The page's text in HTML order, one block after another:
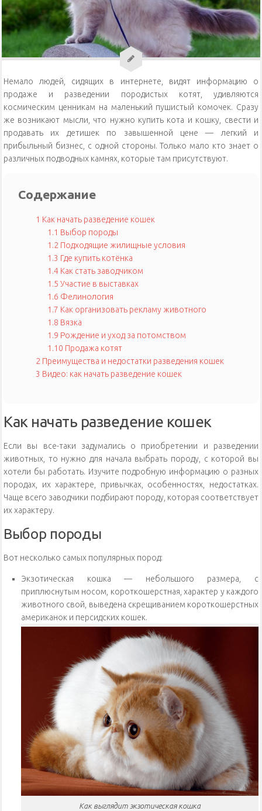
Уход за кошками
Уход за собаками
Физиология кошек
Немало людей, сидящих в интернете, видят информацию о
продаже и разведении породистых котят, удивляются
космическим ценникам на маленький пушистый комочек. Сразу
же возникают мысли, что нужно купить кота и кошку, свести и
продавать их детишек по завышенной цене — легкий и
прибыльный бизнес, с одной стороны. Только мало кто знает о
различных подводных камнях, которые там присутствуют.
Содержание
1 Как начать разведение кошек
1.1 Выбор породы
1.2 Подходящие жилищные условия
1.3 Где купить котёнка
1.4 Как стать заводчиком
1.5 Участие в выставках
1.6 Фелинология
1.7 Как организовать рекламу животного
1.8 Вязка
1.9 Рождение и уход за потомством
1.10 Продажа котят
2 Преимущества и недостатки разведения кошек
3 Видео: как начать разведение кошек
Как начать разведение кошек
Если вы все-таки задумались о приобретении и разведении
животных, то нужно для начала выбрать породу, с которой вы
хотели бы работать. Изучите подробную информацию о разных
породах, их характере, привычках, особенностях, недостатках.
Чаще всего заводчики подбирают породу, которая соответствует
их характеру.
Выбор породы
Вот несколько самых популярных пород:
Экзотическая кошка — небольшого размера, с
приплюснутым носом, короткошерстная, характер у каждого
животного свой, выведена скрещиванием короткошерстных
американок и персидских кошек.
Как выглядит экзотическая кошка